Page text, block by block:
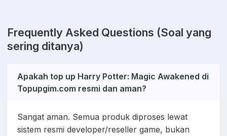
Frequently Asked Questions (Soal yang
sering ditanya)
Apakah top up Harry Potter: Magic Awakened di
Topupgim.com resmi dan aman?
Sangat aman. Semua produk diproses lewat
sistem resmi developer/reseller game, bukan